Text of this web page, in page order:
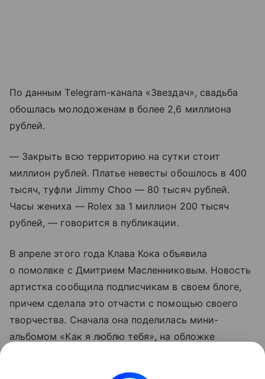
По данным Telegram-канала «Звездач», свадьба
обошлась молодоженам в более 2,6 миллиона
рублей.
— Закрыть всю территорию на сутки стоит
миллион рублей. Платье невесты обошлось в 400
тысяч, туфли Jimmy Choo — 80 тысяч рублей.
Часы жениха — Rolex за 1 миллион 200 тысяч
рублей, — говорится в публикации.
В апреле этого года Клава Кока объявила
о помолвке с Дмитрием Масленниковым. Новость
артистка сообщила подписчикам в своем блоге,
причем сделала это отчасти с помощью своего
творчества. Сначала она поделилась мини-
альбомом «Как я люблю тебя», на обложке
с Масленниковым. Позднее Кока написала в блоге